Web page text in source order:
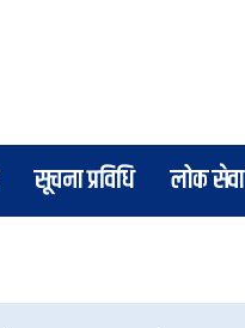
सूचना प्रविधि लोक सेवा